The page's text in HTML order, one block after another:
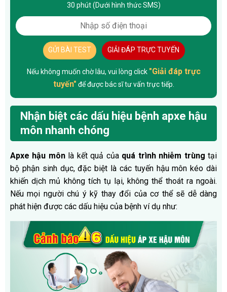
30 phút (Dưới hình thức SMS)
GỬI BÀI TEST GIẢI ĐÁP TRỰC TUYẾN
Nếu không muốn chờ lâu, vui lòng click "Giải đáp trực
tuyến" để được bác sĩ tư vấn trực tiếp.
Nhận biệt các dấu hiệu bệnh apxe hậu
môn nhanh chóng
Apxe hậu mônlà kết quả của quá trình nhiễm trùng tại
bộ phận sinh dục, đặc biệt là các tuyến hậu môn kéo dài
khiến dịch mủ không tích tụ lại, không thể thoát ra ngoài.
Nếu mọi người chú ý kỹ thay đổi của cơ thể sẽ dễ dàng
phát hiện được các dấu hiệu của bệnh ví dụ như: